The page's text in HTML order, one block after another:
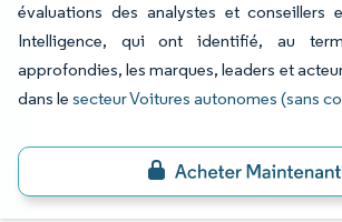
évaluations des analystes et conseillers
Intelligence, qui ont identifié, au
approfondies, les marques, leaders et
dans le secteur Voitures autonomes (sans